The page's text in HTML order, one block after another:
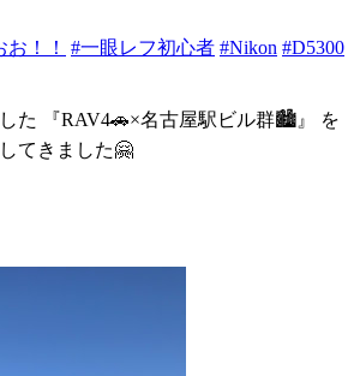
！！ #一眼レフ初心者 #Nikon #D5300
た 『RAV4🚗×名古屋駅ビル群🏙』 を
てきました🤗